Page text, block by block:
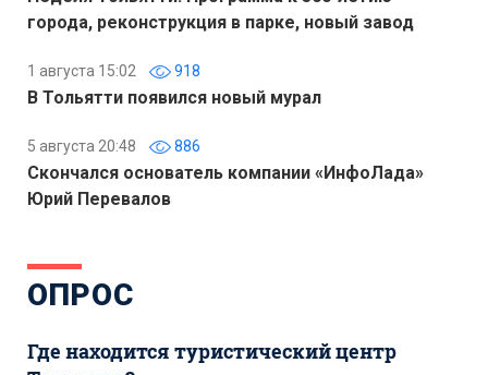
города, реконструкция в парке, новый завод
1 августа 15:02 918
В Тольятти появился новый мурал
5 августа 20:48 886
Скончался основатель компании «ИнфоЛада»
Юрий Перевалов
ОПРОС
Где находится туристический центр